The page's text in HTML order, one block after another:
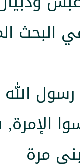
البحث
الله
مرة